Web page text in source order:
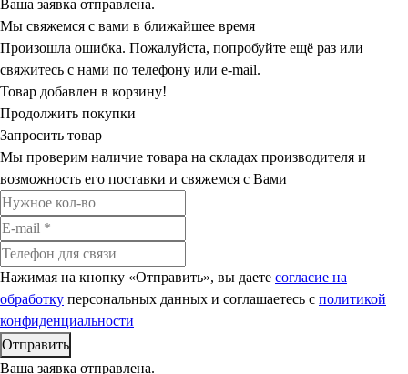
Ваша заявка отправлена.
Мы свяжемся с вами в ближайшее время
Произошла ошибка. Пожалуйста, попробуйте ещё раз или
свяжитесь с нами по телефону или e-mail.
Товар добавлен в корзину!
Продолжить покупки
Запросить товар
Мы проверим наличие товара на складах производителя и
возможность его поставки и свяжемся с Вами
Нажимая на кнопку «Отправить», вы даете согласие на
обработку персональных данных и соглашаетесь c политикой
конфиденциальности
Ваша заявка отправлена.